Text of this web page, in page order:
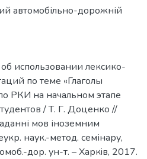
автомобільно-дорожній
использовании лексико-
по теме «Глаголы
РКИ на начальном этапе
/ Т. Г. Доценко //
мов іноземним
наук.-метод. семінару,
дор. ун-т. – Харкiв, 2017.